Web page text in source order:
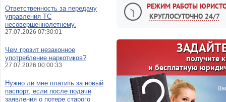
РЕЖИМ РАБОТЫ
КРУГЛОСУТОЧНО 24/7
получите
и бесплатную
Ответственность за передачу
управления ТС
несовершеннолетнему.
27.07.2026 07:30:01
Чем грозит незаконное
употребление наркотиков?
27.07.2026 00:00:33
Нужно ли мне платить за новый
паспорт, если после подачи
заявления о потере старого